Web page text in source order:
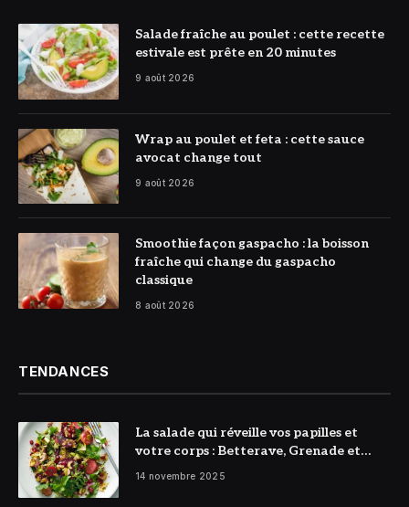
© DR
Salade fraîche au poulet : cette recette
estivale est prête en 20 minutes
9 août 2026
© DR
Wrap au poulet et feta : cette sauce
avocat change tout
9 août 2026
© DR
Smoothie façon gaspacho : la boisson
fraîche qui change du gaspacho
classique
8 août 2026
TENDANCES
La salade qui réveille vos papilles et
votre corps : Betterave, Grenade et
Citron à l’honneur
14 novembre 2025